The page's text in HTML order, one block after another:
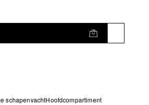
schapenvachtHoofdcompartiment